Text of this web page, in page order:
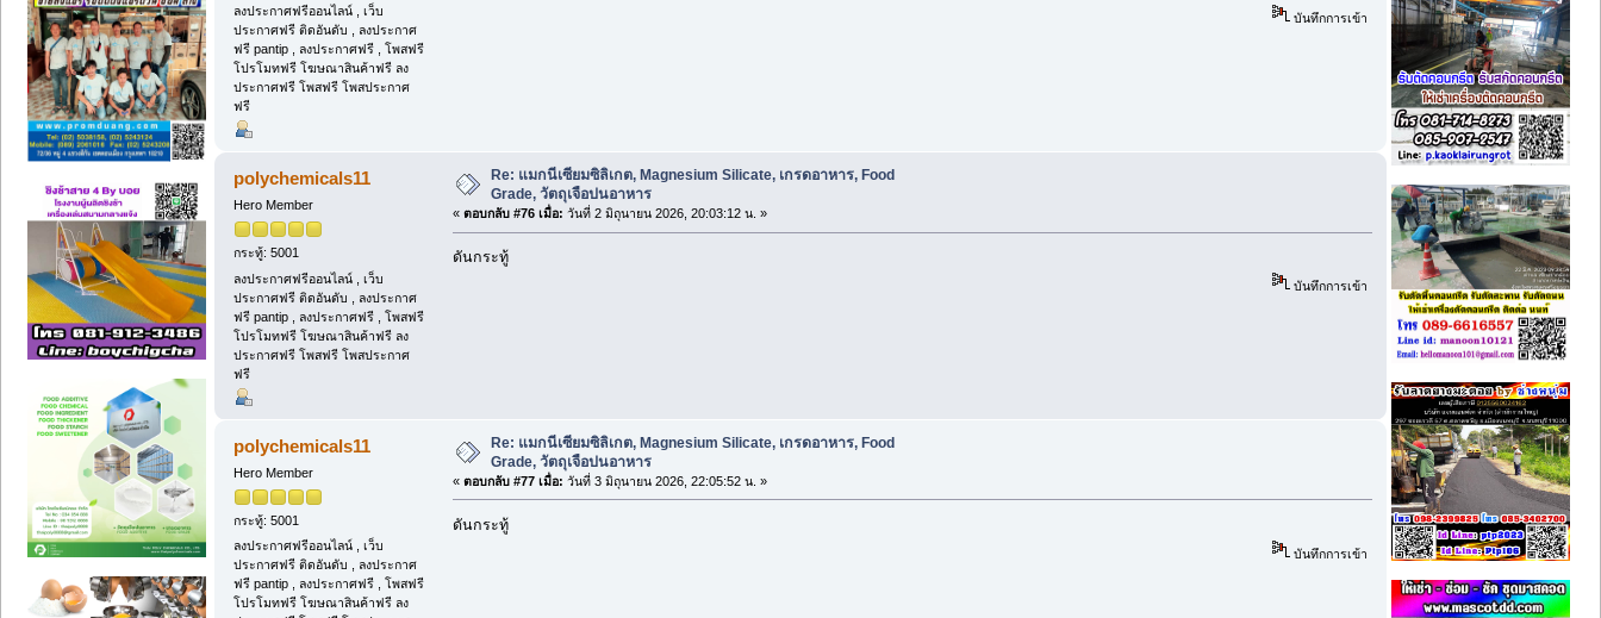
ลงประกาศฟรีออนไลน์ , เว็บ
ประกาศฟรี ติดอันดับ , ลงประกาศ
ฟรี pantip , ลงประกาศฟรี , โพสฟรี
โปรโมทฟรี โฆษณาสินค้าฟรี ลง
ประกาศฟรี โพสฟรี โพสประกาศ
ฟรี
บันทึกการเข้า
polychemicals11
Hero Member
กระทู้: 5001
ลงประกาศฟรีออนไลน์ , เว็บ
ประกาศฟรี ติดอันดับ , ลงประกาศ
ฟรี pantip , ลงประกาศฟรี , โพสฟรี
โปรโมทฟรี โฆษณาสินค้าฟรี ลง
ประกาศฟรี โพสฟรี โพสประกาศ
ฟรี
Re: แมกนีเซียมซิลิเกต, Magnesium Silicate, เกรดอาหาร, Food
Grade, วัตถุเจือปนอาหาร
« ตอบกลับ #76 เมื่อ: วันที่ 2 มิถุนายน 2026, 20:03:12 น. »
ดันกระทู้
บันทึกการเข้า
polychemicals11
Hero Member
กระทู้: 5001
ลงประกาศฟรีออนไลน์ , เว็บ
ประกาศฟรี ติดอันดับ , ลงประกาศ
ฟรี pantip , ลงประกาศฟรี , โพสฟรี
โปรโมทฟรี โฆษณาสินค้าฟรี ลง
Re: แมกนีเซียมซิลิเกต, Magnesium Silicate, เกรดอาหาร, Food
Grade, วัตถุเจือปนอาหาร
« ตอบกลับ #77 เมื่อ: วันที่ 3 มิถุนายน 2026, 22:05:52 น. »
ดันกระทู้
บันทึกการเข้า